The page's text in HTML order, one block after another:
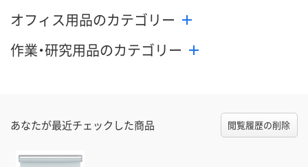
オフィス用品のカテゴリー
作業・研究用品のカテゴリー
あなたが最近チェックした商品 閲覧履歴の削除